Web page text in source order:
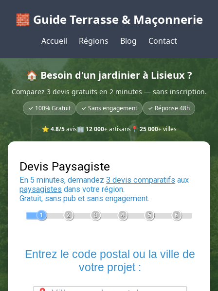
🧱 Guide Terrasse & Maçonnerie
Accueil Régions Blog Contact
🏠 Besoin d'un jardinier à Lisieux ?
Comparez 3 devis gratuits en 2 minutes — sans inscription.
✓ 100% Gratuit ✓ Sans engagement ✓ Réponse 48h
⭐ 4.8/5avis🏢 12 000+artisans📍 25 000+villes
Devis Paysagiste
En 5 minutes, demandez3 devis comparatifs